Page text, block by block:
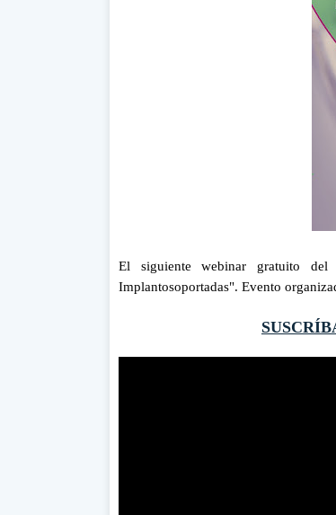
El siguiente webinar gratuito
Implantosoportadas". Evento